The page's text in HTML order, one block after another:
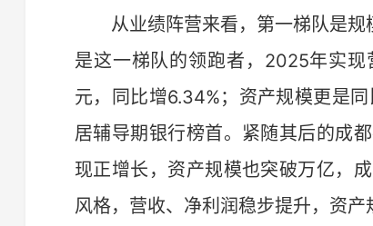
从业绩阵营来看，第一梯队是规
是这一梯队的领跑者，2025年实现
元，同比增6.34%；资产规模更是
居辅导期银行榜首。紧随其后的成
现正增长，资产规模也突破万亿，
风格，营收、净利润稳步提升，资产